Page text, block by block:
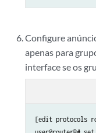
Configure
apenas para
interface se os
[edit protocols